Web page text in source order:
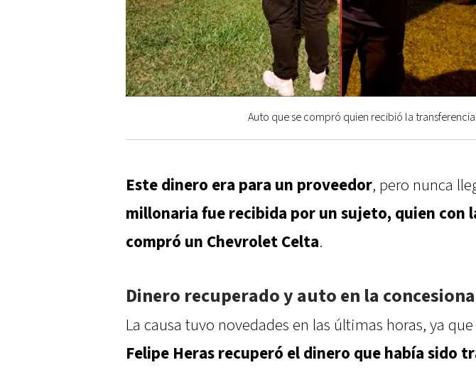
Auto que se compró quien recibió la
Este dinero era para un proveedor, pero nunca
millonaria fue recibida por un sujeto, quien con
compró un Chevrolet Celta.
Dinero recuperado y auto en la
La causa tuvo novedades en las últimas horas, ya que
Felipe Heras recuperó el dinero que había sido